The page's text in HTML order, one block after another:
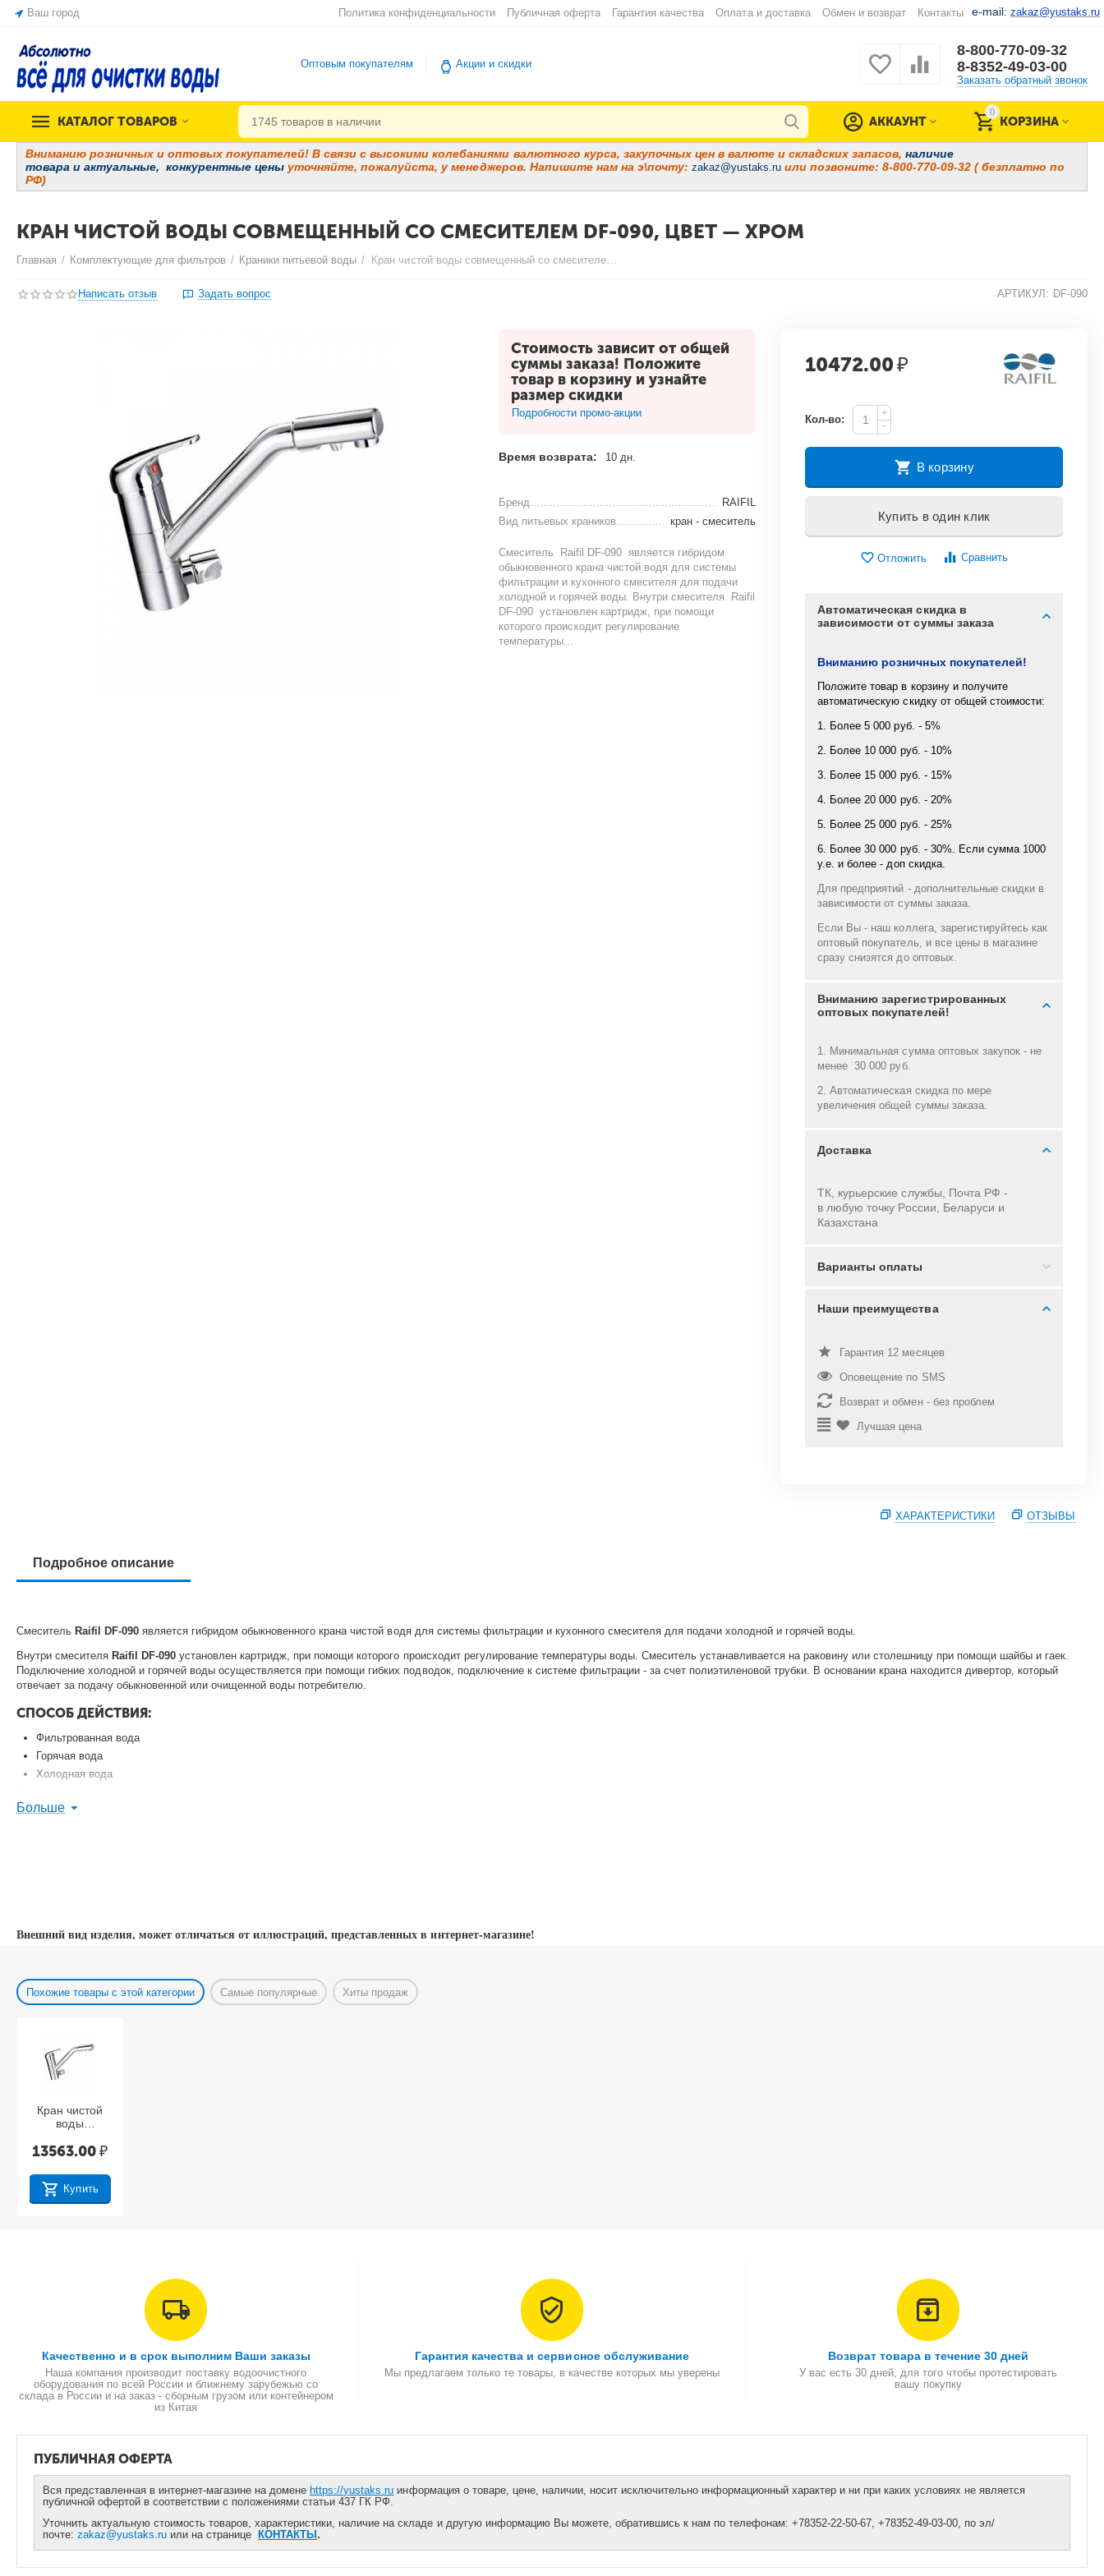
Ваш город e-mail: zakaz@yustaks.ru
Политика конфиденциальности Публичная оферта Гарантия качества Оплата и доставка Обмен и возврат Контакты
Оптовым покупателям Акции и скидки
8-800-770-09-32
8-8352-49-03-00
Заказать обратный звонок
КАТАЛОГ ТОВАРОВ
0
КОРЗИНА
АККАУНТ
Вниманию розничных и оптовых покупателей! В связи с высокими колебаниями валютного курса, закупочных цен в валюте и складских запасов, наличие
товара иактуальные, конкурентные цены уточняйте, пожалуйста, у менеджеров. Напишите нам на э\почту: zakaz@yustaks.ruили позвоните: 8-800-770-09-32 ( безплатно по
РФ)
КРАН ЧИСТОЙ ВОДЫ СОВМЕЩЕННЫЙ СО СМЕСИТЕЛЕМ DF-090, ЦВЕТ — ХРОМ
Главная / Комплектующие для фильтров / Краники питьевой воды / Кран чистой воды совмещенный со смесителем DF-090, цвет — хром
Написать отзыв Задать вопрос АРТИКУЛ: DF-090
Стоимость зависит от общей
суммы заказа! Положите
товар в корзину и узнайте
размер скидки
Подробности промо-акции
Время возврата: 10 дн.
Бренд
RAIFIL
Вид питьевых краников
кран - смеситель
Смеситель Raifil DF-090 является гибридом
обыкновенного крана чистой водя для системы
фильтрации и кухонного смесителя для подачи
холодной и горячей воды. Внутри смесителя Raifil
DF-090 установлен картридж, при помощи
которого происходит регулирование
температуры...
10472.00₽
Кол-во:
+
−
В корзину
Купить в один клик
Отложить Сравнить
Автоматическая скидка в
зависимости от суммы заказа
Вниманию розничных покупателей!
Положите товар в корзину и получите
автоматическую скидку от общей стоимости:
1. Более 5 000 руб. - 5%
2. Более 10 000 руб. - 10%
3. Более 15 000 руб. - 15%
4. Более 20 000 руб. - 20%
5. Более 25 000 руб. - 25%
6. Более 30 000 руб. - 30%. Если сумма 1000
у.е. и более - доп скидка.
Для предприятий - дополнительные скидки в
зависимости от суммы заказа.
Если Вы - наш коллега, зарегистируйтесь как
оптовый покупатель, и все цены в магазине
сразу снизятся до оптовых.
Вниманию зарегистрированных
оптовых покупателей!
1. Минимальная сумма оптовых закупок - не
менее 30 000 руб.
2. Автоматическая скидка по мере
увеличения общей суммы заказа.
Доставка
ТК, курьерские службы, Почта РФ -
в любую точку России, Беларуси и
Казахстана
Варианты оплаты
Наши преимущества
Гарантия 12 месяцев
Оповещение по SMS
Возврат и обмен - без проблем
Лучшая цена
ХАРАКТЕРИСТИКИ ОТЗЫВЫ
Подробное описание
Смеситель Raifil DF-090 является гибридом обыкновенного крана чистой водя для системы фильтрации и кухонного смесителя для подачи холодной и горячей воды.
Внутри смесителя Raifil DF-090 установлен картридж, при помощи которого происходит регулирование температуры воды. Смеситель устанавливается на раковину или столешницу при помощи шайбы и гаек.
Подключение холодной и горячей воды осуществляется при помощи гибких подводок, подключение к системе фильтрации - за счет полиэтиленовой трубки. В основании крана находится дивертор, который
отвечает за подачу обыкновенной или очищенной воды потребителю.
СПОСОБ ДЕЙСТВИЯ:
Фильтрованная вода
Горячая вода
Холодная вода
Материал - хромированная латунь
Больше
Внешний вид изделия, может отличаться от иллюстраций, представленных в интернет-магазине!
Похожие товары с этой категории Самые популярные Хиты продаж
Кран чистой
воды
со
DF-0921, цвет
— хром
13563.00₽
Купить
Качественно и в срок выполним Ваши заказы
Наша компания производит поставку водоочистного
оборудования по всей России и ближнему зарубежью со
склада в России и на заказ - сборным грузом или контейнером
из Китая
Гарантия качества и сервисное обслуживание
Мы предлагаем только те товары, в качестве которых мы уверены
Возврат товара в течение 30 дней
У вас есть 30 дней, для того чтобы протестировать
вашу покупку
ПУБЛИЧНАЯ ОФЕРТА
Вся представленная в интернет-магазине на домене https://yustaks.ru информация о товаре, цене, наличии, носит исключительно информационный характер и ни при каких условиях не является
публичной офертой в соответствии с положениями статьи 437 ГК РФ.
Уточнить актуальную стоимость товаров, характеристики, наличие на складе и другую информацию Вы можете, обратившись к нам по телефонам: +78352-22-50-67, +78352-49-03-00, по эл/
почте:zakaz@yustaks.ru или на странице КОНТАКТЫ.